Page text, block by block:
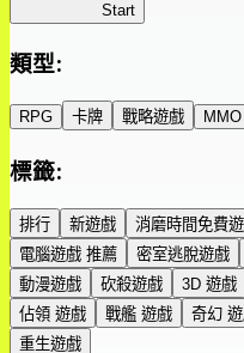
Start
類型:
RPG 卡牌 戰略遊戲 MMO
標籤:
排行 新遊戲 消磨時間免費
電腦遊戲 推薦
密室逃脫遊戲
動漫遊戲
砍殺遊戲 3D 遊戲
佔領 遊戲
戰艦 遊戲 奇幻
重生遊戲